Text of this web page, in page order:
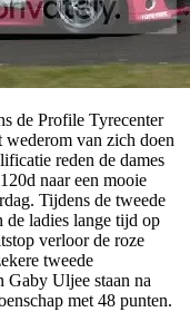
de Profile Tyrecenter
van zich doen
reden de dames
naar een mooie
Tijdens de tweede
de ladies lange tijd op
verloor de roze
tweede
Uljee staan na
met 48 punten.